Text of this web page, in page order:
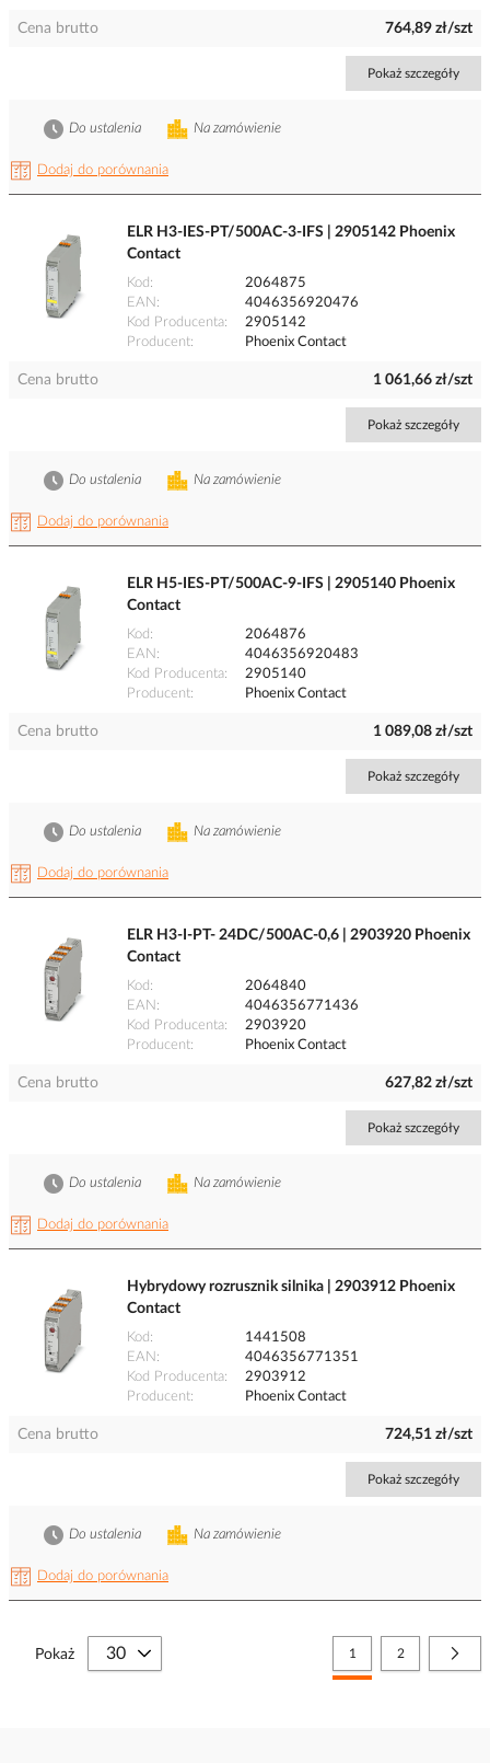
Cena brutto 764,89 zł/szt
Pokaż szczegóły
Dodaj do porównania
Na zamówienie
Do ustalenia
ELR H3-IES-PT/500AC-3-IFS | 2905142 Phoenix
Contact
Kod
2064875
EAN
4046356920476
Kod Producenta
2905142
Producent
Phoenix Contact
Cena brutto 1 061,66 zł/szt
Pokaż szczegóły
Dodaj do porównania
Na zamówienie
Do ustalenia
ELR H5-IES-PT/500AC-9-IFS | 2905140 Phoenix
Contact
Kod
2064876
EAN
4046356920483
Kod Producenta
2905140
Producent
Phoenix Contact
Cena brutto 1 089,08 zł/szt
Pokaż szczegóły
Dodaj do porównania
Na zamówienie
Do ustalenia
ELR H3-I-PT- 24DC/500AC-0,6 | 2903920 Phoenix
Contact
Kod
2064840
EAN
4046356771436
Kod Producenta
2903920
Producent
Phoenix Contact
Cena brutto 627,82 zł/szt
Pokaż szczegóły
Dodaj do porównania
Na zamówienie
Do ustalenia
Hybrydowy rozrusznik silnika | 2903912 Phoenix
Contact
Kod
1441508
EAN
4046356771351
Kod Producenta
2903912
Producent
Phoenix Contact
Cena brutto 724,51 zł/szt
Pokaż szczegóły
Dodaj do porównania
Na zamówienie
Do ustalenia
Strona
Aktualnie czytasz stronę
1 Strona
2
Pokaż